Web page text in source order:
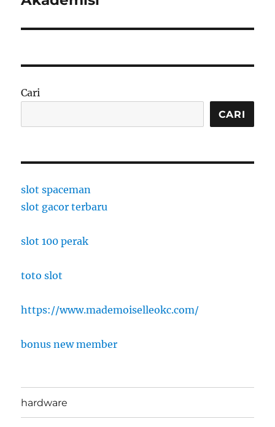
Cari
CARI
slot spaceman
slot gacor terbaru
slot 100 perak
toto slot
https://www.mademoiselleokc.com/
bonus new member
hardware